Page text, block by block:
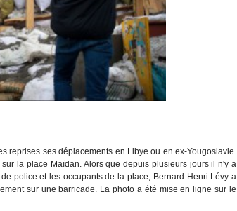
reprises ses déplacements en Libye ou en ex-Yougoslavie.
la place Maïdan. Alors que depuis plusieurs jours il n'y a
police et les occupants de la place, Bernard-Henri Lévy a
sur une barricade. La photo a été mise en ligne sur le